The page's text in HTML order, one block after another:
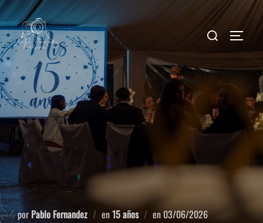
por Pablo Fernandez en15 años en03/06/2026